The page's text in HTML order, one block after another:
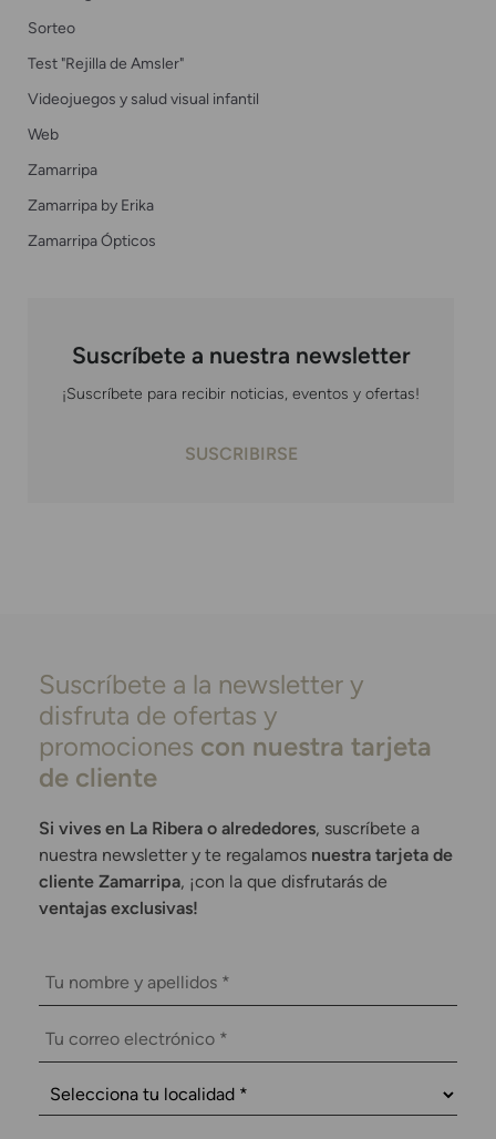
Sorteo
Test "Rejilla de Amsler"
Videojuegos y salud visual infantil
Web
Zamarripa
Zamarripa by Erika
Zamarripa Ópticos
Suscríbete a nuestra newsletter
¡Suscríbete para recibir noticias, eventos y ofertas!
SUSCRIBIRSE
Suscríbete a la newsletter y
disfruta de ofertas y
promociones con nuestra tarjeta
de cliente
Si vives en La Ribera o alrededores, suscríbete a
nuestra newsletter y te regalamos nuestra tarjeta de
cliente Zamarripa, ¡con la que disfrutarás de
ventajas exclusivas!